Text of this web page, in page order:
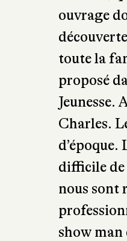
Il raconte
tout en
nous
et la
et blanc,
ouvrage
toute la
proposé
Jeunesse.
Charles.